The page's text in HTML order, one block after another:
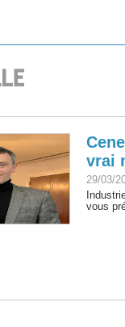
vrai
29/03/
vous